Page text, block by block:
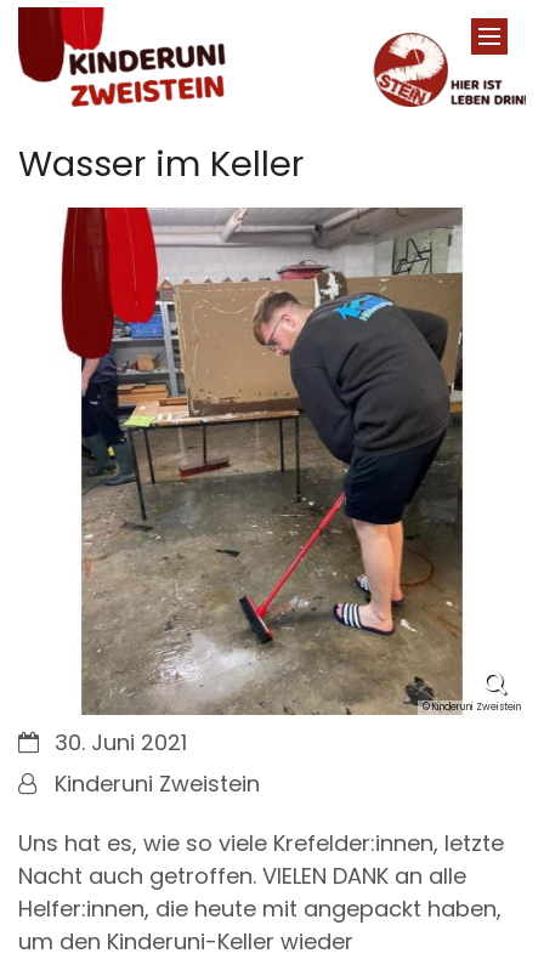
Zum Inhalt springen
Wasser im Keller
© Kinderuni Zweistein
Datum:30. Juni 2021
Von:Kinderuni Zweistein
Uns hat es, wie so viele Krefelder:innen, letzte
Nacht auch getroffen. VIELEN DANK an alle
Helfer:innen, die heute mit angepackt haben,
um den Kinderuni-Keller wieder